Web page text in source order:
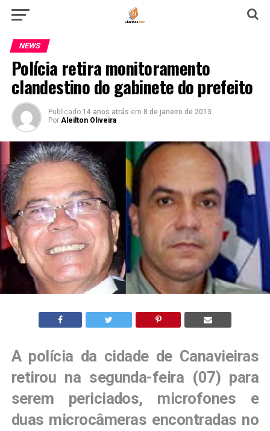
NEWS
Polícia retira monitoramento
clandestino do gabinete do prefeito
Publicado 14 anos atrás em 8 de janeiro de 2013
Por Aleilton Oliveira
A polícia da cidade de Canavieiras
retirou na segunda-feira (07) para
serem periciados, microfones e
duas microcâmeras encontradas no